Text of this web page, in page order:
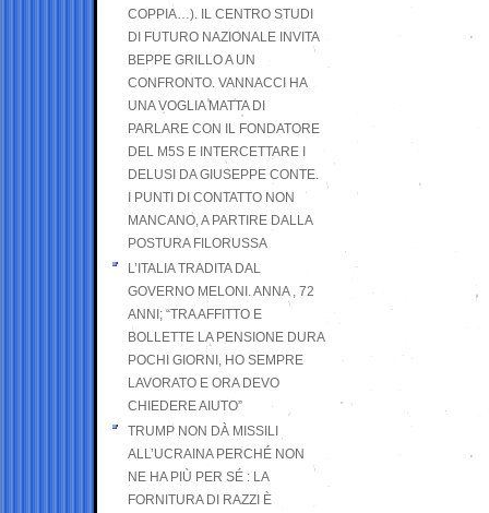
COPPIA…). IL CENTRO STUDI
DI FUTURO NAZIONALE INVITA
BEPPE GRILLO A UN
CONFRONTO. VANNACCI HA
UNA VOGLIA MATTA DI
PARLARE CON IL FONDATORE
DEL M5S E INTERCETTARE I
DELUSI DA GIUSEPPE CONTE.
I PUNTI DI CONTATTO NON
MANCANO, A PARTIRE DALLA
POSTURA FILORUSSA
L’ITALIA TRADITA DAL
GOVERNO MELONI. ANNA , 72
ANNI; “TRA AFFITTO E
BOLLETTE LA PENSIONE DURA
POCHI GIORNI, HO SEMPRE
LAVORATO E ORA DEVO
CHIEDERE AIUTO”
TRUMP NON DÀ MISSILI
ALL’UCRAINA PERCHÉ NON
NE HA PIÙ PER SÉ : LA
FORNITURA DI RAZZI È